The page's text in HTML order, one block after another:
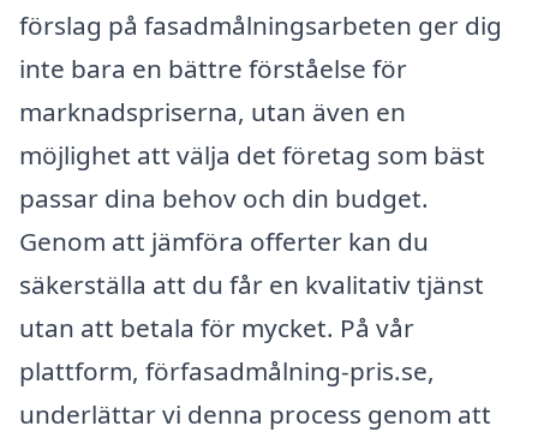
förslag på fasadmålningsarbeten ger dig
inte bara en bättre förståelse för
marknadspriserna, utan även en
möjlighet att välja det företag som bäst
passar dina behov och din budget.
Genom att jämföra offerter kan du
säkerställa att du får en kvalitativ tjänst
utan att betala för mycket. På vår
plattform, förfasadmålning-pris.se,
underlättar vi denna process genom att